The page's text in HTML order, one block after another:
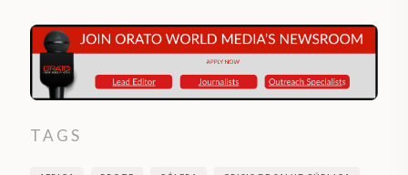
TAGS